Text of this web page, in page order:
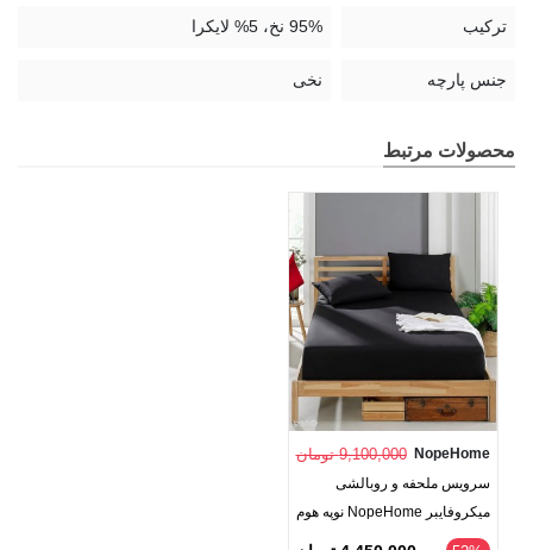
ترکیب 95% نخ، 5% لایکرا
جنس پارچه نخی
محصولات مرتبط
NopeHome 9,100,000 تومان
سرویس ملحفه و روبالشی
میکروفایبر NopeHome نوپه هوم